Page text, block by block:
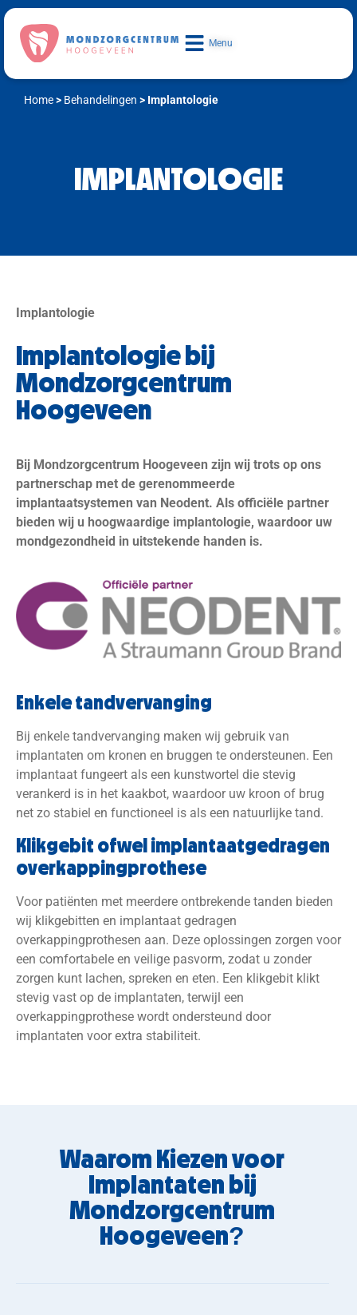
Menu
Home> Behandelingen > Implantologie
IMPLANTOLOGIE
Implantologie
Implantologie bij
Mondzorgcentrum
Hoogeveen
Bij Mondzorgcentrum Hoogeveen zijn wij trots op ons
partnerschap met de gerenommeerde
implantaatsystemen van Neodent. Als officiële partner
bieden wij u hoogwaardige implantologie, waardoor uw
mondgezondheid in uitstekende handen is.
Enkele tandvervanging
Bij enkele tandvervanging maken wij gebruik van
implantaten om kronen en bruggen te ondersteunen. Een
implantaat fungeert als een kunstwortel die stevig
verankerd is in het kaakbot, waardoor uw kroon of brug
net zo stabiel en functioneel is als een natuurlijke tand.
Klikgebit ofwel implantaatgedragen
overkappingprothese
Voor patiënten met meerdere ontbrekende tanden bieden
wij klikgebitten en implantaat gedragen
overkappingprothesen aan. Deze oplossingen zorgen voor
een comfortabele en veilige pasvorm, zodat u zonder
zorgen kunt lachen, spreken en eten. Een klikgebit klikt
stevig vast op de implantaten, terwijl een
overkappingprothese wordt ondersteund door
implantaten voor extra stabiliteit.
Waarom Kiezen voor
Implantaten bij
Mondzorgcentrum
Hoogeveen?